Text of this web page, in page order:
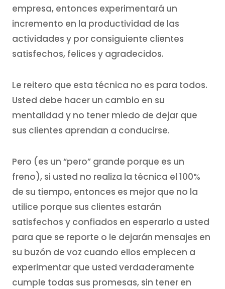
empresa, entonces experimentará un
incremento en la productividad de las
actividades y por consiguiente clientes
satisfechos, felices y agradecidos.
Le reitero que esta técnica no es para todos.
Usted debe hacer un cambio en su
mentalidad y no tener miedo de dejar que
sus clientes aprendan a conducirse.
Pero (es un “pero” grande porque es un
freno), si usted no realiza la técnica el 100%
de su tiempo, entonces es mejor que no la
utilice porque sus clientes estarán
satisfechos y confiados en esperarlo a usted
para que se reporte o le dejarán mensajes en
su buzón de voz cuando ellos empiecen a
experimentar que usted verdaderamente
cumple todas sus promesas, sin tener en